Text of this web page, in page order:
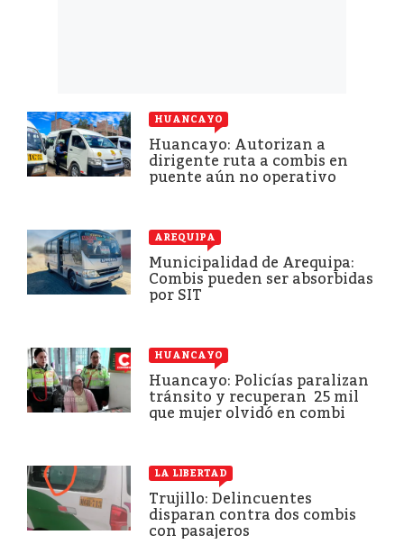
HUANCAYO
Huancayo: Autorizan a
dirigente ruta a combis en
puente aún no operativo
AREQUIPA
Municipalidad de Arequipa:
Combis pueden ser absorbidas
por SIT
HUANCAYO
Huancayo: Policías paralizan
tránsito y recuperan 25 mil
que mujer olvidó en combi
LA LIBERTAD
Trujillo: Delincuentes
disparan contra dos combis
con pasajeros